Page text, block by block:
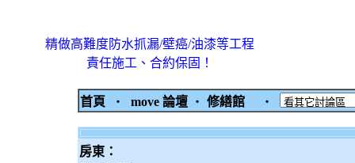
精做高難度防水抓漏/壁癌/油漆等工程
責任施工、合約保固！
首頁 ‧ move 論壇 ‧ 修繕館 ‧
房東：